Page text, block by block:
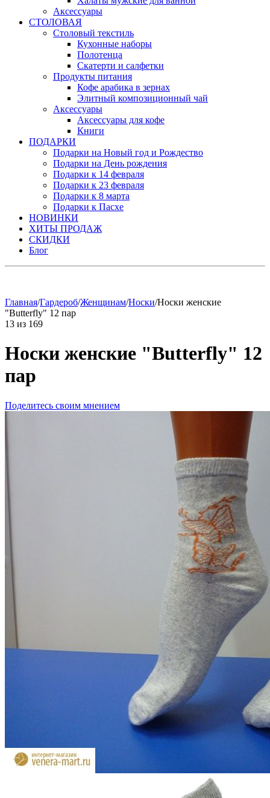
Аксессуары
СТОЛОВАЯ
Столовый текстиль
Кухонные наборы
Полотенца
Скатерти и салфетки
Продукты питания
Кофе арабика в зернах
Элитный композиционный чай
Аксессуары
Аксессуары для кофе
Книги
ПОДАРКИ
Подарки на Новый год и Рождество
Подарки на День рождения
Подарки к 14 февраля
Подарки к 23 февраля
Подарки к 8 марта
Подарки к Пасхе
НОВИНКИ
ХИТЫ ПРОДАЖ
СКИДКИ
Блог
Главная/Гардероб/Женщинам/Носки/Носки женские
"Butterfly" 12 пар
13 из 169
Носки женские "Butterfly" 12
пар
Поделитесь своим мнением